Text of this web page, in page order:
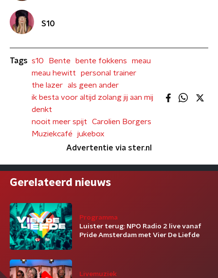
S10
Tags s10 Bente bente fokkens
meau
meau hewitt
personal trainer
the lazer
als geen ander
ik besta voor altijd zolang jij aan mij
denkt
nooit meer spijt
Carolien Borgers
Muziekcafé
jukebox
Advertentie via ster.nl
Gerelateerd nieuws
Programma
Luister terug: NPO Radio 2 live vanaf
Pride Amsterdam met Vier De Liefde
Livemuziek